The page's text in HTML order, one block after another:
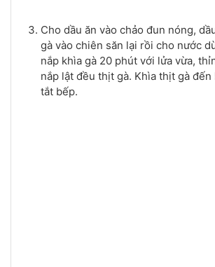
Cho dầu ăn vào chảo đun nóng,
gà vào chiên săn lại rồi cho nước
nắp khìa gà 20 phút với lửa vừa,
nắp lật đều thịt gà. Khìa thịt gà
tắt bếp.